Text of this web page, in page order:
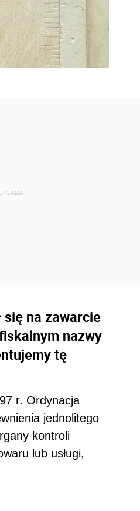
na zawarcie
nazwy
tę
r. Ordynacja
jednolitego
kontroli
lub usługi,